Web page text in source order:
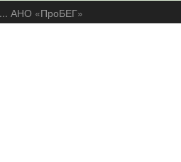
АНО «ПроБЕГ»